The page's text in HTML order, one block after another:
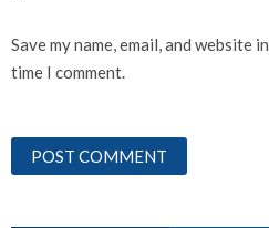
Save my name, email, and website
time I comment.